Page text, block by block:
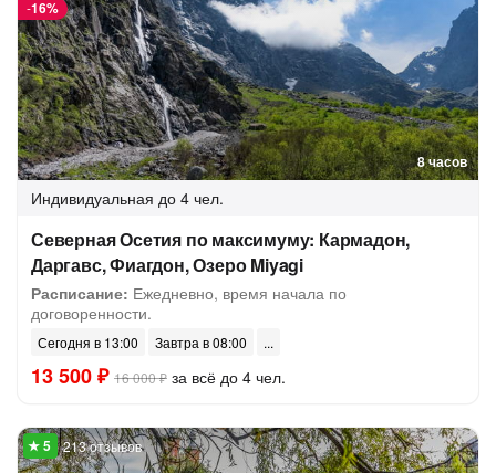
8 часов
-16%
Индивидуальная до 4 чел.
Северная Осетия по максимуму: Кармадон,
Даргавс, Фиагдон, Озеро Miyagi
Расписание: Ежедневно, время начала по
договоренности.
Сегодня в 13:00 Завтра в 08:00
13 500 ₽ 16 000 ₽ за всё до 4 чел.
213 отзывов